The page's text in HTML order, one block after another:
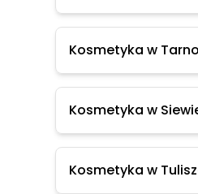
Kosmetyka w
Kosmetyka w
Kosmetyka w